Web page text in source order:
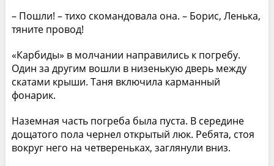
– Пошли! – тихо скомандовала она. – Борис, Ленька,
тяните провод!
«Карбиды» в молчании направились к погребу.
Один за другим вошли в низенькую дверь между
скатами крыши. Таня включила карманный
фонарик.
Наземная часть погреба была пуста. В середине
дощатого пола чернел открытый люк. Ребята, стоя
вокруг него на четвереньках, заглянули вниз.